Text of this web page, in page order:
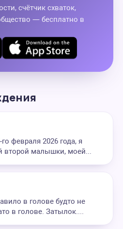
счётчик схваток,
— бесплатно в
февраля 2026 года, я
второй малышки, моей...
в голове будто не
в голове. Затылок....